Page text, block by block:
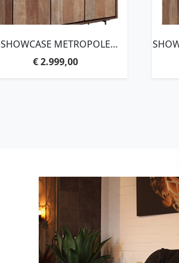
SHOWCASE METROPOLE
MEDIUM, 2×3
DOORS,210X140X40 CM,
€2.999,00